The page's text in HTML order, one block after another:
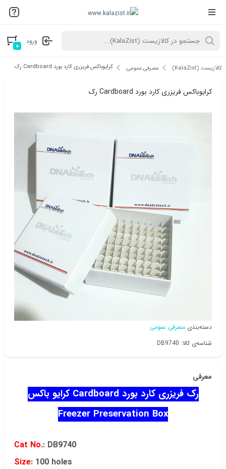
ورود ۰
کالازیست (KalaZist) مصرفی عمومی کرایوباکس فریزری کارد بورد Cardboard رک
کرایوباکس فریزری کارد بورد Cardboard رک
دسته‌بندی مصرفی عمومی
شناسه‌ی کالا: DB9740
معرفی
رک فریزری کارد بورد Cardboard کرایو باکس
Freezer Preservation Box
Cat No.: DB9740
Size: 100 holes